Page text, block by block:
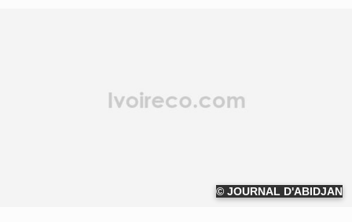
© JOURNAL D'ABIDJAN